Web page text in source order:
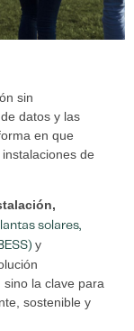
sin
datos y las
en que
de
solares,
y
la clave para
sostenible y